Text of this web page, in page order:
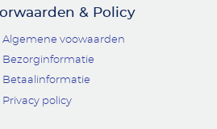
& Policy
Algemene voowaarden
Bezorginformatie
Betaalinformatie
Privacy policy